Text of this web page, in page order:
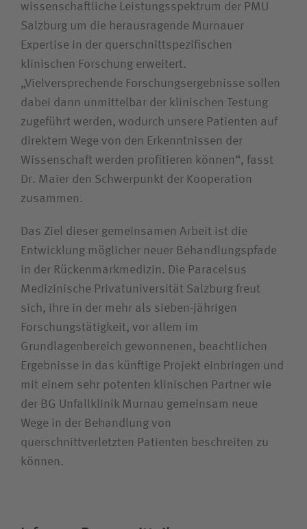
wissenschaftliche Leistungsspektrum der PMU
Salzburg um die herausragende Murnauer
Expertise in der querschnittspezifischen
klinischen Forschung erweitert.
„Vielversprechende Forschungs­ergebnisse sollen
dabei dann unmittelbar der klinischen Testung
zugeführt werden, wodurch unsere Patienten auf
direktem Wege von den Erkenntnissen der
Wissenschaft werden profitieren können“, fasst
Dr. Maier den Schwerpunkt der Kooperation
zusammen.
Das Ziel dieser gemeinsamen Arbeit ist die
Entwicklung möglicher neuer Behandlungspfade
in der Rückenmarkmedizin. Die Paracelsus
Medizinische Privatuniversität Salzburg freut
sich, ihre in der mehr als sieben-jährigen
Forschungstätigkeit, vor allem im
Grundlagenbereich gewonnenen, beachtlichen
Ergebnisse in das künftige Projekt einbringen und
mit einem sehr potenten klinischen Partner wie
der BG Unfallklinik Murnau gemeinsam neue
Wege in der Behandlung von
querschnittverletzten Patienten beschreiten zu
können.